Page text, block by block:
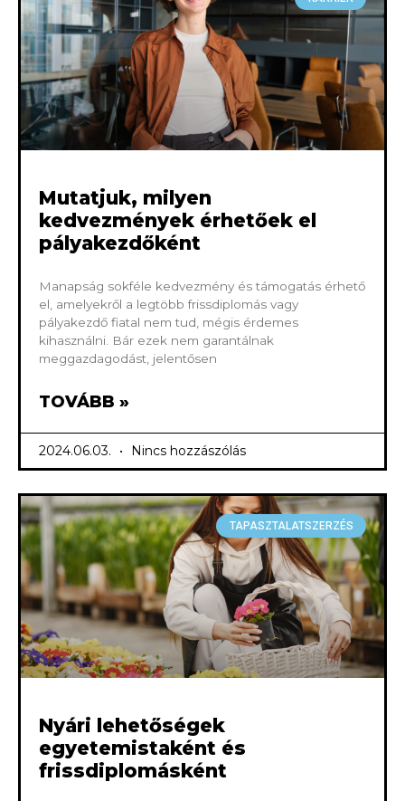
Mutatjuk, milyen
kedvezmények érhetőek el
pályakezdőként
Manapság sokféle kedvezmény és támogatás érhető
el, amelyekről a legtöbb frissdiplomás vagy
pályakezdő fiatal nem tud, mégis érdemes
kihasználni. Bár ezek nem garantálnak
meggazdagodást, jelentősen
TOVÁBB »
2024.06.03. Nincs hozzászólás
TAPASZTALATSZERZÉS
Nyári lehetőségek
egyetemistaként és
frissdiplomásként